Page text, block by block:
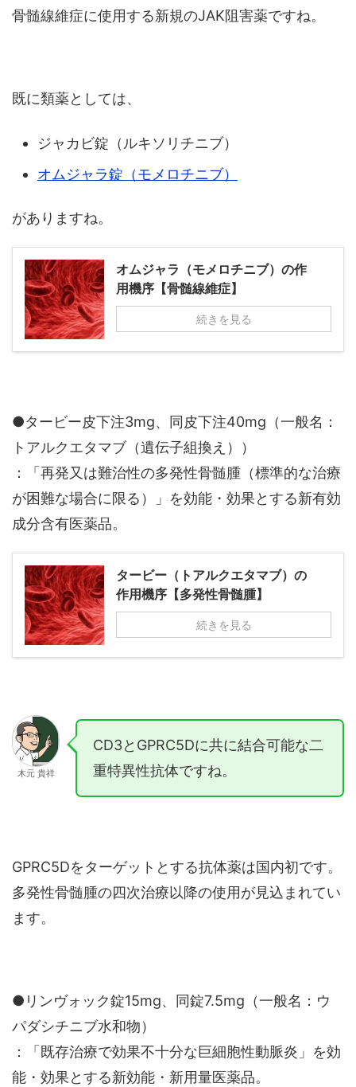
骨髄線維症に使用する新規のJAK阻害薬ですね。
既に類薬としては、
ジャカビ錠（ルキソリチニブ）
オムジャラ錠（モメロチニブ）
がありますね。
オムジャラ（モメロチニブ）の作
用機序【骨髄線維症】
続きを見る
●タービー皮下注3mg、同皮下注40mg（一般名：
トアルクエタマブ（遺伝子組換え））
：「再発又は難治性の多発性骨髄腫（標準的な治療
が困難な場合に限る）」を効能・効果とする新有効
成分含有医薬品。
タービー（トアルクエタマブ）の
作用機序【多発性骨髄腫】
続きを見る
木元 貴祥
CD3とGPRC5Dに共に結合可能な二
重特異性抗体ですね。
GPRC5Dをターゲットとする抗体薬は国内初です。
多発性骨髄腫の四次治療以降の使用が見込まれてい
ます。
●リンヴォック錠15mg、同錠7.5mg（一般名：ウ
パダシチニブ水和物）
：「既存治療で効果不十分な巨細胞性動脈炎」を効
能・効果とする新効能・新用量医薬品。